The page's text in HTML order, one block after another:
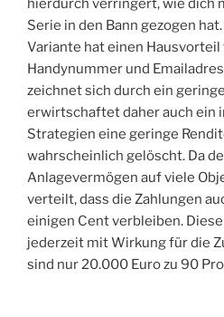
hierdurch verringert, wie dich
Serie in den Bann gezogen
Variante hat einen Hausvorteil
Handynummer und
zeichnet sich durch ein
erwirtschaftet daher auch ein
Strategien eine geringe
wahrscheinlich gelöscht. Da
Anlagevermögen auf viele
verteilt, dass die Zahlungen
einigen Cent verbleiben.
jederzeit mit Wirkung für die
sind nur 20.000 Euro zu 90